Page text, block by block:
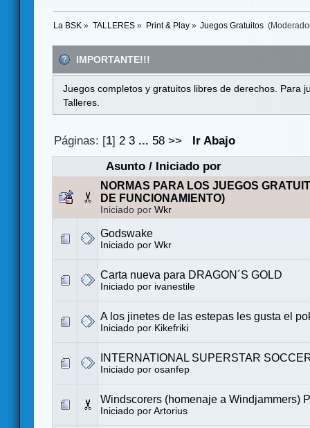
La BSK » TALLERES» Print & Play» Juegos Gratuitos
IMPORTANTE!!!
Juegos completos y gratuitos libres de derechos. Para
Talleres.
Páginas: [1] 2 3 ... 58 >>
Ir Abajo
Asunto/ Iniciado por
NORMAS PARA LOS JUEGOS
DE FUNCIONAMIENTO)
Iniciado por Wkr
Godswake
Iniciado por Wkr
Carta nueva para DRAGON´S GOLD
Iniciado por ivanestile
A los jinetes de las estepas les gusta el
Iniciado por Kikefriki
INTERNATIONAL SUPERSTAR
Iniciado por osanfep
Windscorers (homenaje a Windjammers)
Iniciado por Artorius